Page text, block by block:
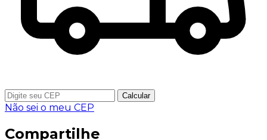
Calcular
Não sei o meu CEP
Compartilhe